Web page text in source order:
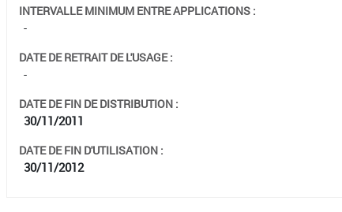
INTERVALLE MINIMUM ENTRE APPLICATIONS :
-
DATE DE RETRAIT DE L'USAGE :
-
DATE DE FIN DE DISTRIBUTION :
30/11/2011
DATE DE FIN D'UTILISATION :
30/11/2012